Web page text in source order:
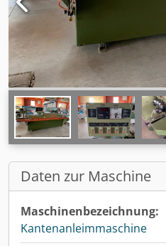
Daten zur Maschine
Maschinenbezeichnung:
Kantenanleimmaschine